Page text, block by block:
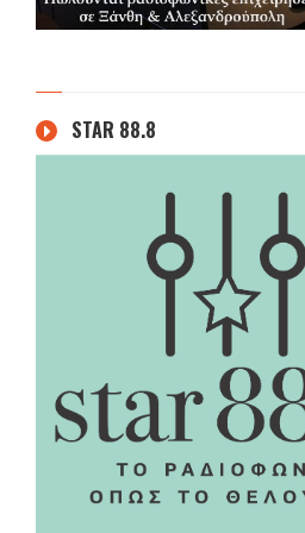
STAR 88.8